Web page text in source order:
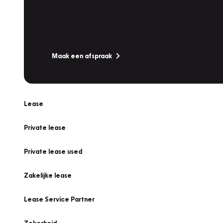
Maak een afspraak
Lease
Private lease
Private lease used
Zakelijke lease
Lease Service Partner